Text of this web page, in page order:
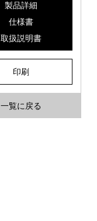
製品詳細
仕様書
取扱説明書
印刷
一覧に戻る